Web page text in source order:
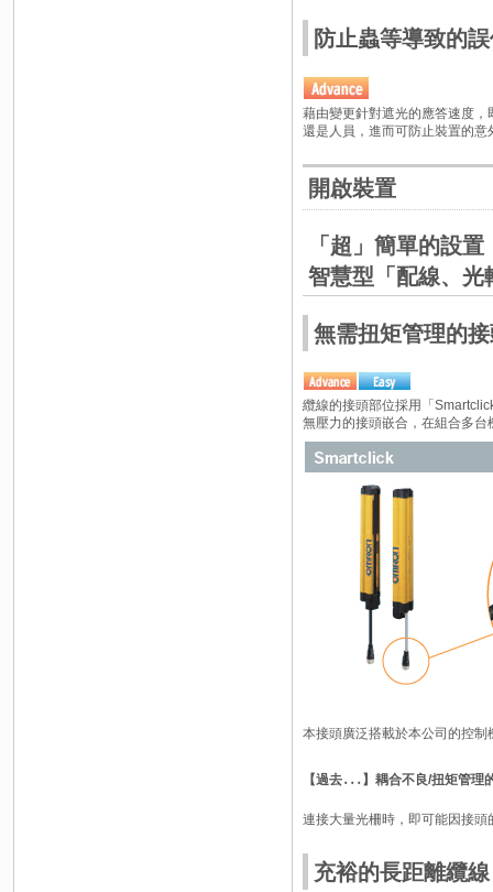
防止蟲等導致的
藉由變更針對遮光的應答速度
還是人員，進而可防止裝置的意
開啟裝置
「超」簡單的設置
智慧型「配線、光
無需扭矩管理的
纜線的接頭部位採用「
無壓力的接頭嵌合，在組合多
本接頭廣泛搭載於本公司的控
【過去․․․】耦合不良/扭矩管理
連接大量光柵時，即可能因接
充裕的長距離纜